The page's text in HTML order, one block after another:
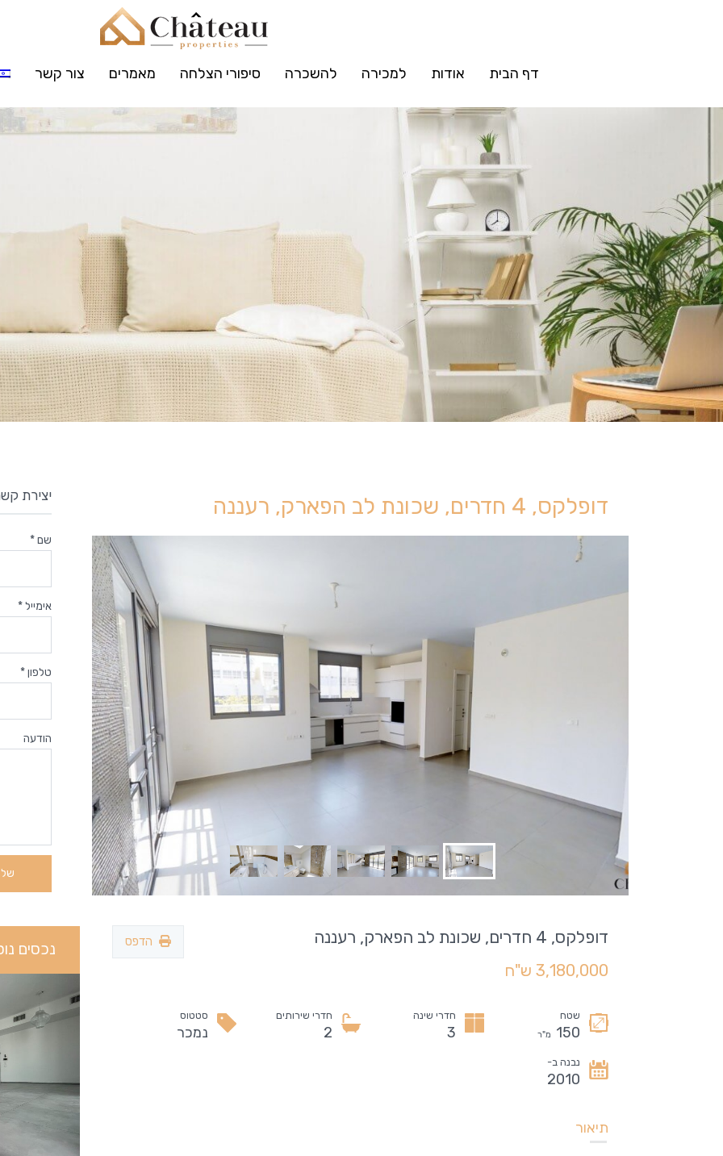
דף הבית אודות למכירה להשכרה סיפורי הצלחה מאמרים צור קשר
דופלקס, 4 חדרים, שכונת לב הפארק, רעננה
הדפס דופלקס, 4 חדרים, שכונת לב הפארק, רעננה
3,180,000 ש"ח
שטח
150 מ"ר
חדרי שינה
3
חדרי שירותים
2
סטטוס
נמכר
נבנה ב-
2010
תיאור
נכסים
יצירת
שם *
אימייל *
טלפון *
הודעה